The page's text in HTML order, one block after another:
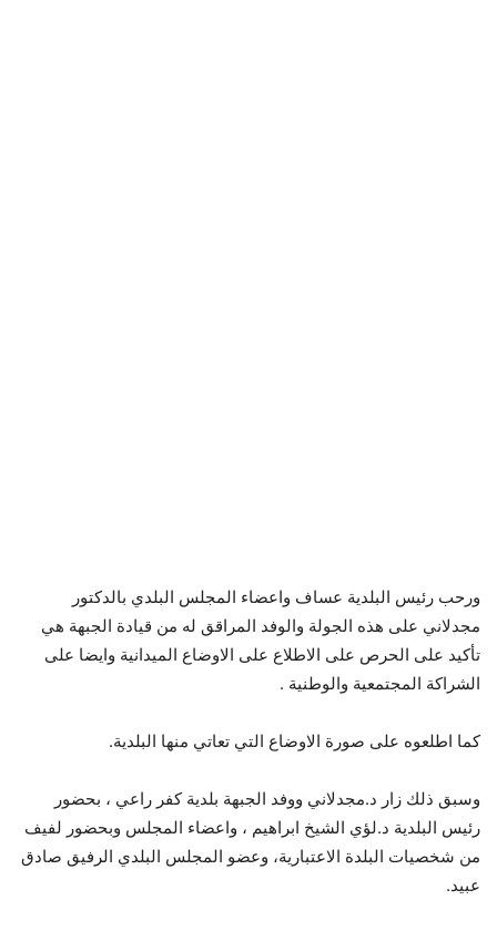
ورحب رئيس البلدية عساف واعضاء المجلس البلدي بالدكتور
مجدلاني على هذه الجولة والوفد المراقق له من قيادة الجبهة هي
تأكيد على الحرص على الاطلاع على الاوضاع الميدانية وايضا على
الشراكة المجتمعية والوطنية .
كما اطلعوه على صورة الاوضاع التي تعاتي منها البلدية.
وسبق ذلك زار د.مجدلاني ووفد الجبهة بلدية كفر راعي ، بحضور
رئيس البلدية د.لؤي الشيخ ابراهيم ، واعضاء المجلس وبحضور لفيف
من شخصيات البلدة الاعتبارية، وعضو المجلس البلدي الرفيق صادق
عبيد.